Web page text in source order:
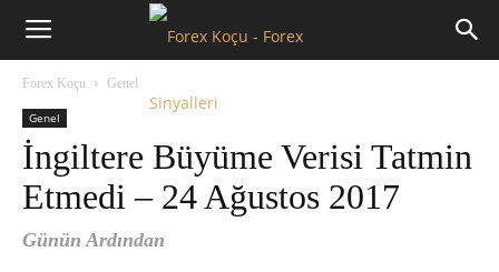
Forex
Forex Koçu Genel
Genel
İngiltere Büyüme Verisi Tatmin
Etmedi – 24 Ağustos 2017
Günün Ardından